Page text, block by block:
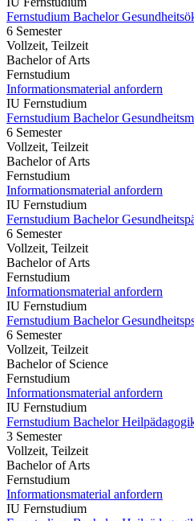
Fernstudium Bachelor
6 Semester
Vollzeit, Teilzeit
Bachelor of Arts
Fernstudium
Informationsmaterial anfordern
IU Fernstudium
Fernstudium Bachelor
6 Semester
Vollzeit, Teilzeit
Bachelor of Arts
Fernstudium
Informationsmaterial anfordern
IU Fernstudium
Fernstudium Bachelor
6 Semester
Vollzeit, Teilzeit
Bachelor of Arts
Fernstudium
Informationsmaterial anfordern
IU Fernstudium
Fernstudium Bachelor
6 Semester
Vollzeit, Teilzeit
Bachelor of Science
Fernstudium
Informationsmaterial anfordern
IU Fernstudium
Fernstudium Bachelor
3 Semester
Vollzeit, Teilzeit
Bachelor of Arts
Fernstudium
Informationsmaterial anfordern
IU Fernstudium